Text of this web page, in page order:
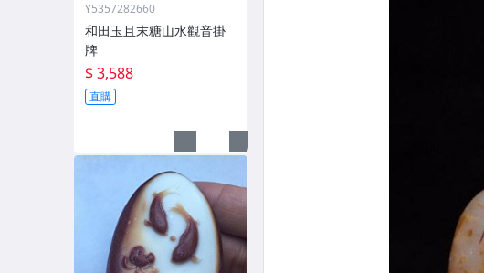
Y5357282660
和田玉且末糖山水觀音掛
牌
$ 3,588
直購